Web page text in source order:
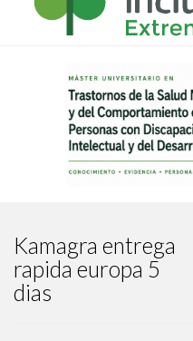
Kamagra entrega
rapida europa 5
dias